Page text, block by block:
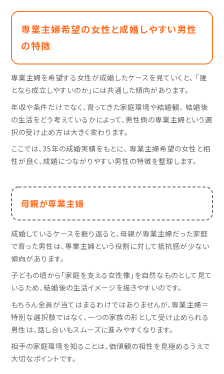
専業主婦希望の女性と成婚しやすい男性
の特徴
専業主婦を希望する女性が成婚したケースを見ていくと、 「誰
となら成立しやすいのか」には共通した傾向があります。
年収や条件だけでなく、育ってきた家庭環境や結婚観、 結婚後
の生活をどう考えているかによって、男性側の専業主婦という選
択の受け止め方は大きく変わります。
ここでは、35年の成婚実績をもとに、 専業主婦希望の女性と相
性が良く、成婚につながりやすい男性の特徴を整理します。
母親が専業主婦
成婚しているケースを振り返ると、母親が専業主婦だった家庭
で育った男性は、専業主婦という役割に対して抵抗感が少ない
傾向があります。
子どもの頃から「家庭を支える女性像」を自然なものとして見て
いるため、結婚後の生活イメージを描きやすいのです。
もちろん全員が当てはまるわけではありませんが、専業主婦＝
特別な選択肢ではなく、一つの家族の形として受け止められる
男性は、話し合いもスムーズに進みやすくなります。
相手の家庭環境を知ることは、価値観の相性を見極めるうえで
大切なポイントです。